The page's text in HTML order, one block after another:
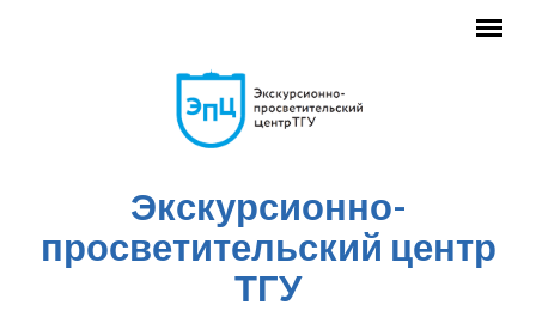
Экскурсионно-
просветительский центр
ТГУ